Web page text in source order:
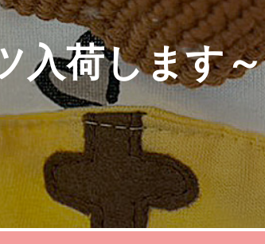
入荷します～